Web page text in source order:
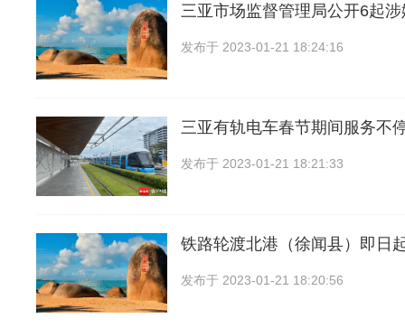
三亚市场监督管理局公开6起
发布于 2023-01-21 18:24:16
三亚有轨电车春节期间服务不
发布于 2023-01-21 18:21:33
铁路轮渡北港（徐闻县）即日
发布于 2023-01-21 18:20:56